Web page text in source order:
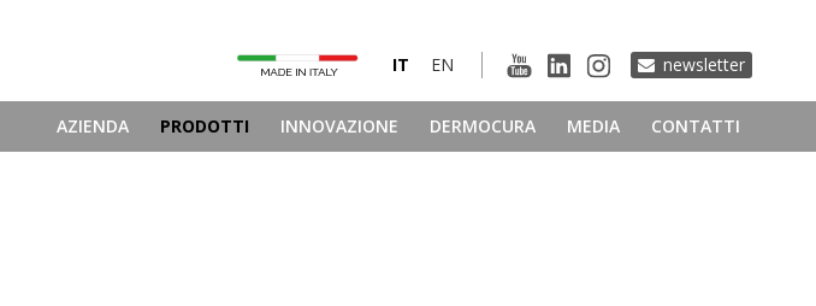
newsletter
EN
IT
AZIENDA PRODOTTI INNOVAZIONE DERMOCURA MEDIA CONTATTI